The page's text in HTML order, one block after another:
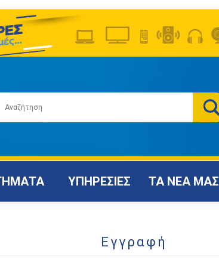
ΥΠΗΡΕΣΙΕΣ ΤΑ ΝΕΑ ΜΑΣ
Εγγραφή